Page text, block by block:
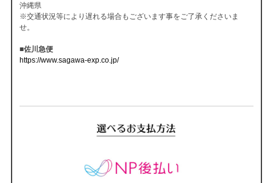
沖縄県
※交通状況等により遅れる場合もございます事をご了承くださいま
せ。
■佐川急便
https://www.sagawa-exp.co.jp/